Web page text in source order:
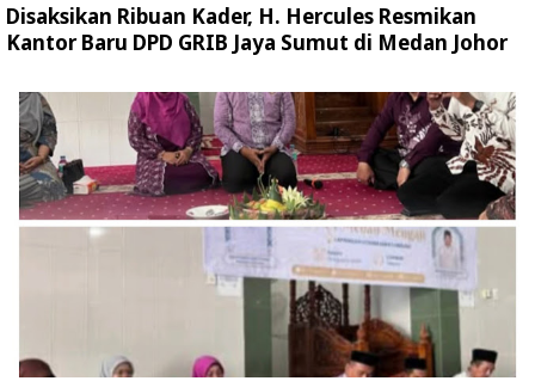
Disaksikan Ribuan Kader, H. Hercules Resmikan
Kantor Baru DPD GRIB Jaya Sumut di Medan Johor